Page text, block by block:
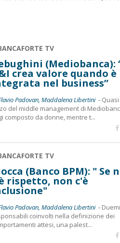
TV
(Mediobanca):
crea valore quando è
nel business”
Padovan, Maddalena Libertini -
del middle management di
composto da donne, mentre t...
TV
(Banco BPM): " Se
rispetto, non c'è
Padovan, Maddalena Libertini -
coinvolti nella definizione dei
attesi, una palest...